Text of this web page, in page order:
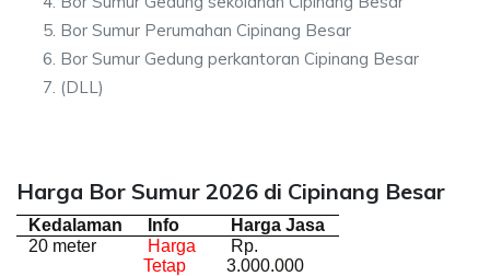
Bor Sumur Perumahan Cipinang Besar
Bor Sumur Gedung perkantoran Cipinang Besar
(DLL)
Harga Bor Sumur 2026 di Cipinang Besar
Kedalaman Info
Harga Jasa
20 meter
Harga
Tetap
Rp.
3.000.000